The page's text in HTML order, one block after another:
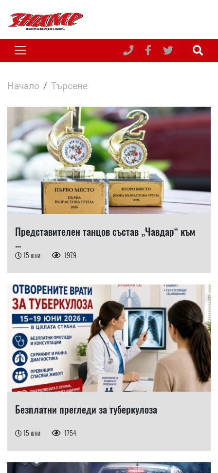
Начало Търсене
Представителен танцов състав „Чавдар“ към
...
15 юни 1979
Безплатни прегледи за туберкулоза
15 юни 1754